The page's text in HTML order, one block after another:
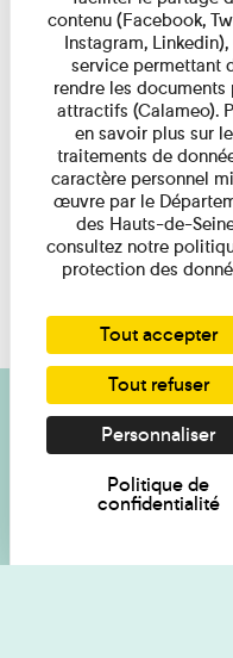
Je
Inscrivez-
contenu (Facebook,
Instagram, Linkedin),
service permettant
rendre les documents
attractifs (Calameo).
en savoir plus sur
traitements de
caractère personnel
œuvre par le
des Hauts-de-
consultez notre
protection des
Tout accepter
Tout refuser
Personnaliser
Politique de
confidentialité